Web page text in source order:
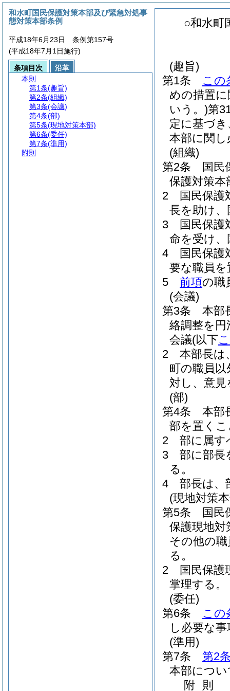
○和水町
(趣旨)
第1条
この
めの措置
いう。)第
定に基づ
本部に関
(組織)
第2条
国民
保護対策
2
国民保護
長を助け
3
国民保護
命を受け
4
国民保護
要な職員
5
前項の職
(会議)
第3条
本部
絡調整を
会議(以下
2
本部長は
町の職員
対し、意
(部)
第4条
本部
部を置く
2
部に属す
3
部に部長
る。
4
部長は、
(現地対策
第5条
国民
保護現地対
その他の
る。
2
国民保護
掌理する。
(委任)
第6条
この
し必要な
(準用)
第7条
第2
本部につ
附 則
和水町国民保護対策本部及び緊急対処事
態対策本部条例
平成18年6月23日 条例第157号
(平成18年7月1日施行)
条項目次
沿革
本則
第1条(趣旨)
第2条(組織)
第3条(会議)
第4条(部)
第5条(現地対策本部)
第6条(委任)
第7条(準用)
附則